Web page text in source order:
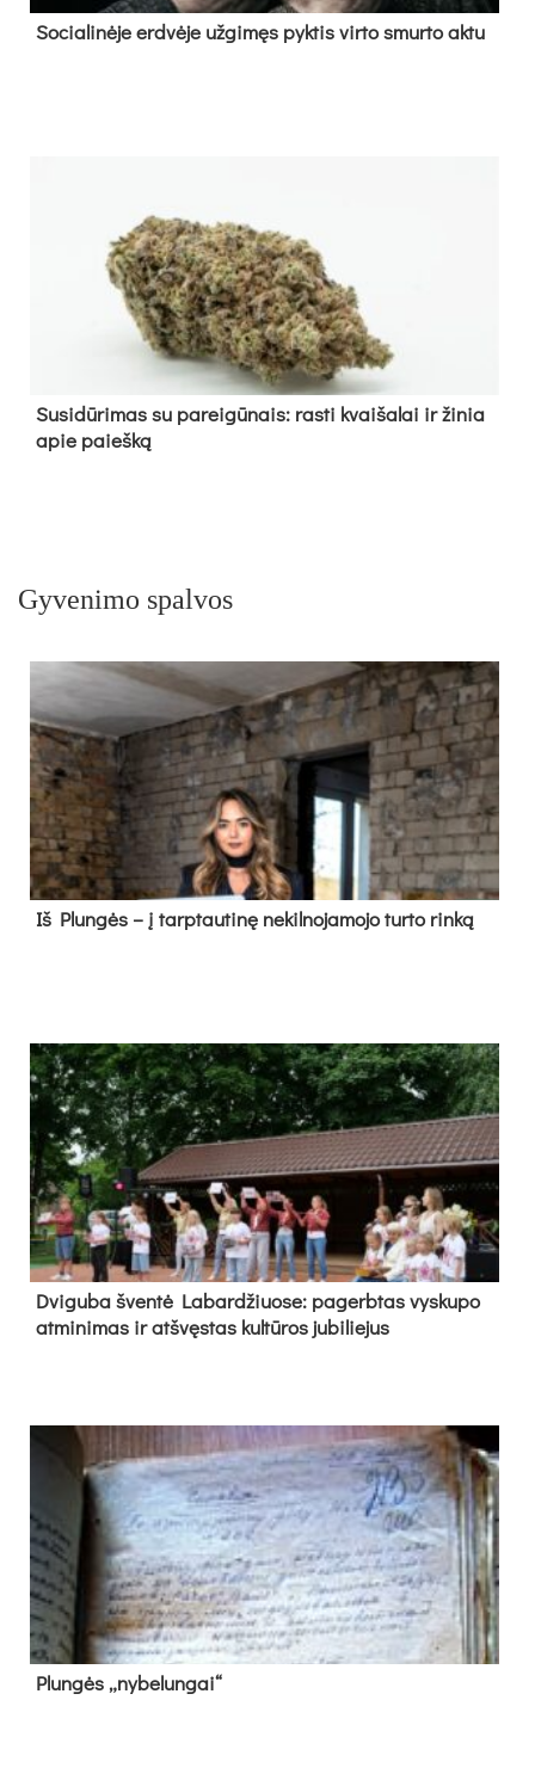
So­cia­li­nė­je erd­vė­je už­gi­męs pyk­tis vir­to smur­to ak­tu
Su­si­dū­ri­mas su pa­rei­gū­nais: ras­ti kvai­ša­lai ir ži­nia
apie paieš­ką
Gyvenimo spalvos
Iš Plungės – į tarptautinę nekilnojamojo turto rinką
Dvi­gu­ba šven­tė La­bar­džiuo­se: pa­gerb­tas vys­ku­po
at­mi­ni­mas ir at­švęs­tas kul­tū­ros ju­bi­lie­jus
Plun­gės „ny­be­lun­gai“